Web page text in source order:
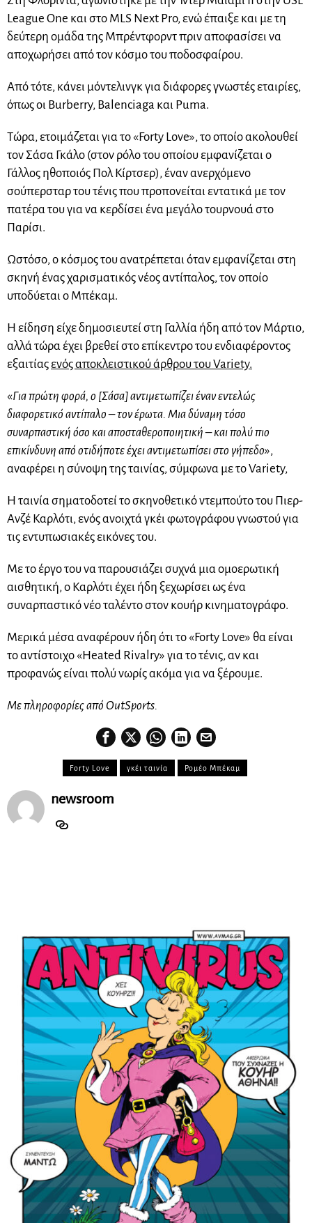
League One και στο MLS Next Pro, ενώ έπαιξε και με τη
δεύτερη ομάδα της Μπρέντφορντ πριν αποφασίσει να
αποχωρήσει από τον κόσμο του ποδοσφαίρου.
Από τότε, κάνει μόντελινγκ για διάφορες γνωστές εταιρίες,
όπως οι Burberry, Balenciaga και Puma.
Τώρα, ετοιμάζεται για το «Forty Love», το οποίο ακολουθεί
τον Σάσα Γκάλο (στον ρόλο του οποίου εμφανίζεται ο
Γάλλος ηθοποιός Πολ Κίρτσερ), έναν ανερχόμενο
σούπερσταρ του τένις που προπονείται εντατικά με τον
πατέρα του για να κερδίσει ένα μεγάλο τουρνουά στο
Παρίσι.
Ωστόσο, ο κόσμος του ανατρέπεται όταν εμφανίζεται στη
σκηνή ένας χαρισματικός νέος αντίπαλος, τον οποίο
υποδύεται ο Μπέκαμ.
Η είδηση είχε δημοσιευτεί στη Γαλλία ήδη από τον Μάρτιο,
αλλά τώρα έχει βρεθεί στο επίκεντρο του ενδιαφέροντος
εξαιτίαςενός αποκλειστικού άρθρου του Variety.
«Για πρώτη φορά, ο [Σάσα] αντιμετωπίζει έναν εντελώς
διαφορετικό αντίπαλο – τον έρωτα. Μια δύναμη τόσο
συναρπαστική όσο και αποσταθεροποιητική – και πολύ πιο
επικίνδυνη από οτιδήποτε έχει αντιμετωπίσει στο γήπεδο»,
αναφέρει η σύνοψη της ταινίας, σύμφωνα με το Variety,
Η ταινία σηματοδοτεί το σκηνοθετικό ντεμπούτο του Πιερ-
Ανζέ Καρλότι, ενός ανοιχτά γκέι φωτογράφου γνωστού για
τις εντυπωσιακές εικόνες του.
Με το έργο του να παρουσιάζει συχνά μια ομοερωτική
αισθητική, ο Καρλότι έχει ήδη ξεχωρίσει ως ένα
συναρπαστικό νέο ταλέντο στον κουήρ κινηματογράφο.
Μερικά μέσα αναφέρουν ήδη ότι το «Forty Love» θα είναι
το αντίστοιχο «Heated Rivalry» για το τένις, αν και
προφανώς είναι πολύ νωρίς ακόμα για να ξέρουμε.
Με πληροφορίες από OutSports.
Forty Love γκέι ταινία Ρομέο Μπέκαμ
newsroom